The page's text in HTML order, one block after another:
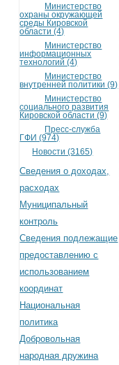
Министерство
охраны окружающей
среды Кировской
области (4)
Министерство
информационных
технологий (4)
Министерство
внутренней политики (9)
Министерство
социального развития
Кировской области (9)
Пресс-служба
ГФИ (974)
Новости (3165)
Сведения о доходах,
расходах
Муниципальный
контроль
Сведения подлежащие
предоставлению с
использованием
координат
Национальная
политика
Добровольная
народная дружина